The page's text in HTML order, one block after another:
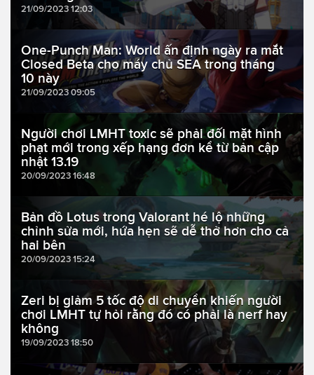
21/09/2023 12:03
One-Punch Man: World ấn định ngày ra mắt
Closed Beta cho máy chủ SEA trong tháng
10 này
21/09/2023 09:05
Người chơi LMHT toxic sẽ phải đối mặt hình
phạt mới trong xếp hạng đơn kể từ bản cập
nhật 13.19
20/09/2023 16:48
Bản đồ Lotus trong Valorant hé lộ những
chỉnh sửa mới, hứa hẹn sẽ dễ thở hơn cho cả
hai bên
20/09/2023 15:24
Zeri bị giảm 5 tốc độ di chuyển khiến người
chơi LMHT tự hỏi rằng đó có phải là nerf hay
không
19/09/2023 18:50